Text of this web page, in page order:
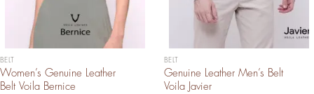
BELT
Women’s Genuine Leather
Belt Voila Bernice
BELT
Genuine Leather Men’s Belt
Voila Javier